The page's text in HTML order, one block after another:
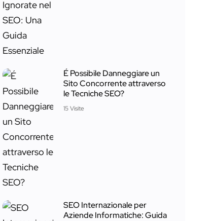
É Possibile Danneggiare un
Sito Concorrente attraverso
le Tecniche SEO?
15 Visite
SEO Internazionale per
Aziende Informatiche: Guida